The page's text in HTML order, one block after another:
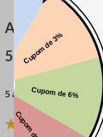
Avaliações
5.0
5 avaliações